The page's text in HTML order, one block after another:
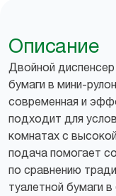
Описание
Двойной
бумаги в мини-
современная и
подходит для
комнатах с
подача помогает
по сравнению
туалетной бумаги